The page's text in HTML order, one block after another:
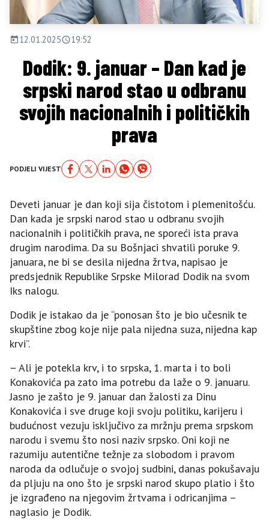
12.01.2025 19:52
Dodik: 9. januar – Dan kad je
srpski narod stao u odbranu
svojih nacionalnih i političkih
prava
PODJELI VIJEST
Deveti januar je dan koji sija čistotom i plemenitošću.
Dan kada je srpski narod stao u odbranu svojih
nacionalnih i političkih prava, ne sporeći ista prava
drugim narodima. Da su Bošnjaci shvatili poruke 9.
januara, ne bi se desila nijedna žrtva, napisao je
predsjednik Republike Srpske Milorad Dodik na svom
Iks nalogu.
Dodik je istakao da je “ponosan što je bio učesnik te
skupštine zbog koje nije pala nijedna suza, nijedna kap
krvi”.
– Ali je potekla krv, i to srpska, 1. marta i to boli
Konakovića pa zato ima potrebu da laže o 9. januaru.
Јasno je zašto je 9. januar dan žalosti za Dinu
Konakovića i sve druge koji svoju politiku, karijeru i
budućnost vezuju isključivo za mržnju prema srpskom
narodu i svemu što nosi naziv srpsko. Oni koji ne
razumiju autentične težnje za slobodom i pravom
naroda da odlučuje o svojoj sudbini, danas pokušavaju
da pljuju na ono što je srpski narod skupo platio i što
je izgrađeno na njegovim žrtvama i odricanjima –
naglasio je Dodik.